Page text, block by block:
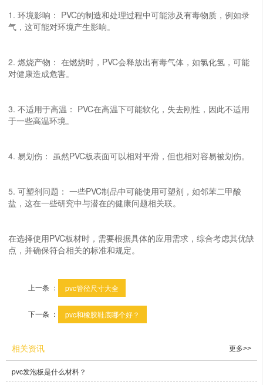
1. 环境影响： PVC的制造和处理过程中可能涉及有毒物质，例如录
气，这可能对环境产生影响。
2. 燃烧产物： 在燃烧时，PVC会释放出有毒气体，如氯化氢，可能
对健康造成危害。
3. 不适用于高温： PVC在高温下可能软化，失去刚性，因此不适用
于一些高温环境。
4. 易划伤： 虽然PVC板表面可以相对平滑，但也相对容易被划伤。
5. 可塑剂问题： 一些PVC制品中可能使用可塑剂，如邻苯二甲酸
盐，这在一些研究中与潜在的健康问题相关联。
在选择使用PVC板材时，需要根据具体的应用需求，综合考虑其优缺
点，并确保符合相关的标准和规定。
上一条 ： pvc管径尺寸大全
下一条 ： pvc和橡胶鞋底哪个好？
相关资讯 更多>>
pvc发泡板是什么材料？